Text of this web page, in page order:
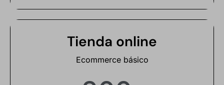
Tienda online
Ecommerce básico